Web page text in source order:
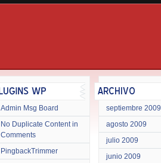
Admin Msg Board
No Duplicate Content in
Comments
PingbackTrimmer
septiembre 2009
agosto 2009
julio 2009
junio 2009